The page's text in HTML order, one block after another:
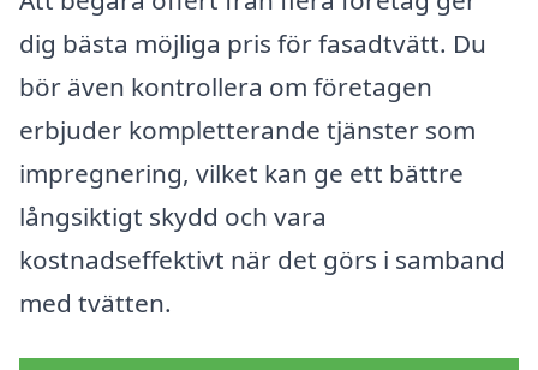
dig bästa möjliga pris för fasadtvätt. Du
bör även kontrollera om företagen
erbjuder kompletterande tjänster som
impregnering, vilket kan ge ett bättre
långsiktigt skydd och vara
kostnadseffektivt när det görs i samband
med tvätten.